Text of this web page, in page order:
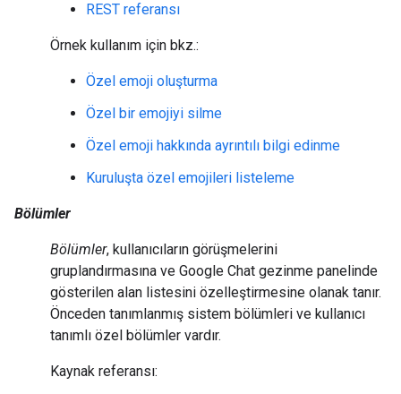
REST referansı
Örnek kullanım için bkz.:
Özel emoji oluşturma
Özel bir emojiyi silme
Özel emoji hakkında ayrıntılı bilgi edinme
Kuruluşta özel emojileri listeleme
Bölümler
Bölümler, kullanıcıların görüşmelerini
gruplandırmasına ve Google Chat gezinme panelinde
gösterilen alan listesini özelleştirmesine olanak tanır.
Önceden tanımlanmış sistem bölümleri ve kullanıcı
tanımlı özel bölümler vardır.
Kaynak referansı: